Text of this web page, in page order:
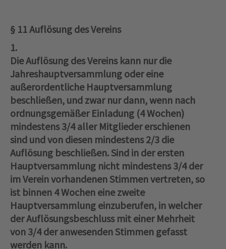
§ 11 Auflösung des Vereins
1.
Die Auflösung des Vereins kann nur die
Jahreshauptversammlung oder eine
außerordentliche Hauptversammlung
beschließen, und zwar nur dann, wenn nach
ordnungsgemäßer Einladung (4 Wochen)
mindestens 3/4 aller Mitglieder erschienen
sind und von diesen mindestens 2/3 die
Auflösung beschließen. Sind in der ersten
Hauptversammlung nicht mindestens 3/4 der
im Verein vorhandenen Stimmen vertreten, so
ist binnen 4 Wochen eine zweite
Hauptversammlung einzuberufen, in welcher
der Auflösungsbeschluss mit einer Mehrheit
von 3/4 der anwesenden Stimmen gefasst
werden kann.